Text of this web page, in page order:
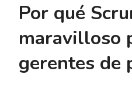
Por qué
maravilloso
gerentes de